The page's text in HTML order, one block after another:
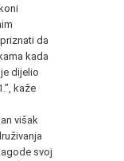
da
kada
dijelio
kaže
višak
svoj